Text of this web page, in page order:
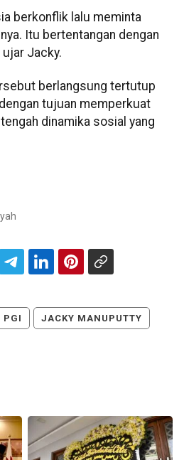
berkonflik lalu meminta
Itu bertentangan dengan
ujar Jacky.
berlangsung tertutup
tujuan memperkuat
dinamika sosial yang
PGI JACKY MANUPUTTY